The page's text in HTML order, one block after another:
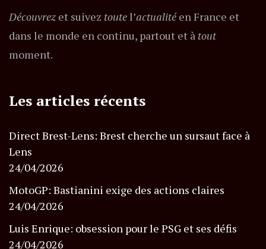
Découvrez et suivez toutel’actualitéen France et
dans le monde en continu, partout et à tout
moment.
Les articles récents
Direct Brest-Lens: Brest cherche un sursaut face à
Lens
24/04/2026
MotoGP: Bastianini exige des actions claires
24/04/2026
Luis Enrique: obsession pour le PSG et ses défis
24/04/2026